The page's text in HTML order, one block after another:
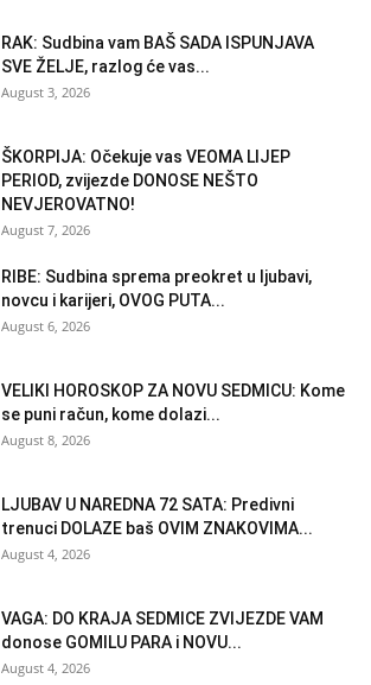
RAK: Sudbina vam BAŠ SADA ISPUNJAVA
SVE ŽELJE, razlog će vas...
August 3, 2026
ŠKORPIJA: Očekuje vas VEOMA LIJEP
PERIOD, zvijezde DONOSE NEŠTO
NEVJEROVATNO!
August 7, 2026
RIBE: Sudbina sprema preokret u ljubavi,
novcu i karijeri, OVOG PUTA...
August 6, 2026
VELIKI HOROSKOP ZA NOVU SEDMICU: Kome
se puni račun, kome dolazi...
August 8, 2026
LJUBAV U NAREDNA 72 SATA: Predivni
trenuci DOLAZE baš OVIM ZNAKOVIMA...
August 4, 2026
VAGA: DO KRAJA SEDMICE ZVIJEZDE VAM
donose GOMILU PARA i NOVU...
August 4, 2026